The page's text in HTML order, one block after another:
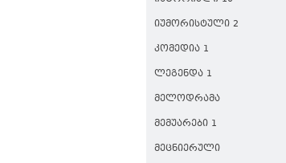
ᲘᲣᲛᲝᲠᲘᲡᲢᲣᲚᲘ 2
ᲙᲝᲛᲔᲓᲘᲐ 1
ᲚᲔᲒᲔᲜᲓᲐ 1
ᲛᲔᲚᲝᲓᲠᲐᲛᲐ
ᲛᲔᲛᲣᲐᲠᲔᲑᲘ 1
ᲛᲔᲪᲜᲘᲔᲠᲣᲚᲘ